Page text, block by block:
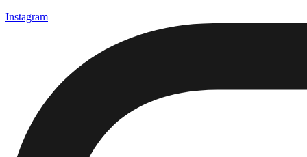
Instagram